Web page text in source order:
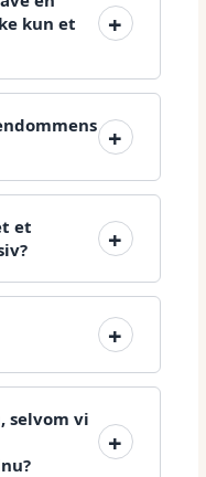
kun et
et
selvom vi